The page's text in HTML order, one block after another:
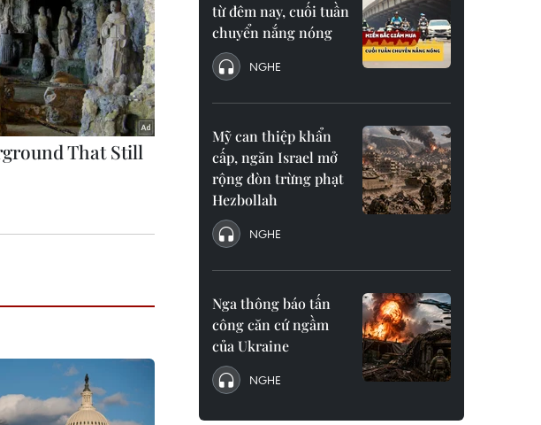
từ đêm nay, cuối tuần
chuyển nắng nóng
NGHE
Mỹ can thiệp khẩn
cấp, ngăn Israel mở
rộng đòn trừng phạt
Hezbollah
NGHE
Nga thông báo tấn
công căn cứ ngầm
của Ukraine
NGHE